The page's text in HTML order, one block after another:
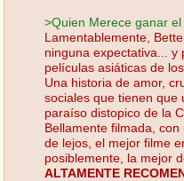
>Quien Merece ganar
Lamentablemente,
ninguna expectativa...
películas asiáticas de
Una historia de amor,
sociales que tienen que
paraíso distopico de la
Bellamente filmada,
de lejos, el mejor filme
posiblemente, la mejor
ALTAMENTE